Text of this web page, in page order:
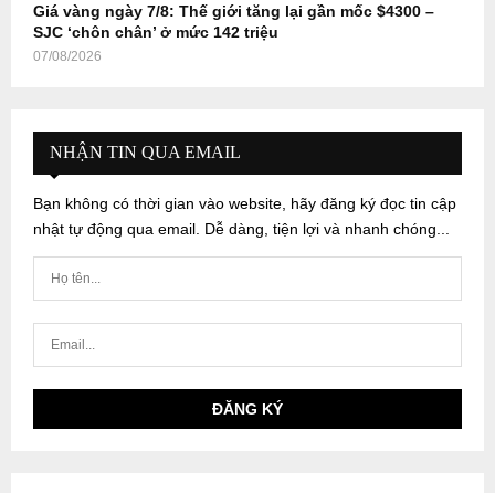
Giá vàng ngày 7/8: Thế giới tăng lại gần mốc $4300 –
SJC ‘chôn chân’ ở mức 142 triệu
07/08/2026
NHẬN TIN QUA EMAIL
Bạn không có thời gian vào website, hãy đăng ký đọc tin cập
nhật tự động qua email. Dễ dàng, tiện lợi và nhanh chóng...